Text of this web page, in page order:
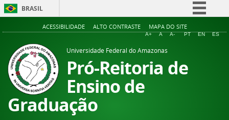
BRASIL
Simplifique!
Acesso à informação
ACESSIBILIDADE ALTO CONTRASTE MAPA DO SITE
A+ A A- PT EN ES
Universidade Federal do Amazonas
Pró-Reitoria de
Ensino de
Graduação